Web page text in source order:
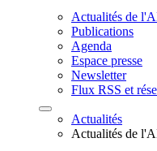
Actualités de
Publications
Agenda
Espace presse
Newsletter
Flux RSS et
Actualités
Actualités de